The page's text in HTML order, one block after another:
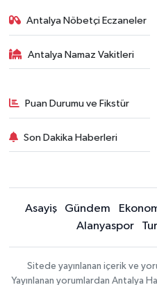
Antalya Nöbetçi Eczaneler
Antalya Namaz Vakitleri
Puan Durumu ve Fikstür
Son Dakika Haberleri
Asayiş Gündem
Alanyaspor
Sitede yayınlanan içerik ve
Yayınlanan yorumlardan Antalya